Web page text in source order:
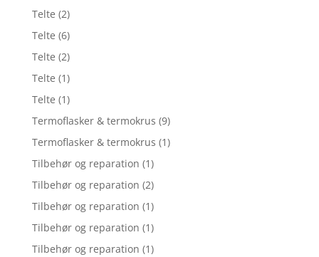
Telte (2)
Telte (6)
Telte (2)
Telte (1)
Telte (1)
Termoflasker & termokrus (9)
Termoflasker & termokrus (1)
Tilbehør og reparation (1)
Tilbehør og reparation (2)
Tilbehør og reparation (1)
Tilbehør og reparation (1)
Tilbehør og reparation (1)